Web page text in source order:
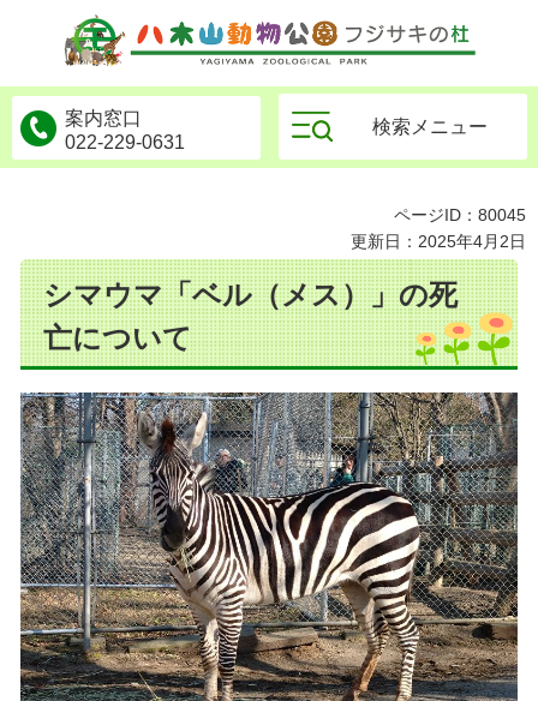
公園フジサキの杜
案内窓口
022-229-0631
検索メニュー
ページID：80045
更新日：2025年4月2日
シマウマ「ベル（メス）」の死
亡について